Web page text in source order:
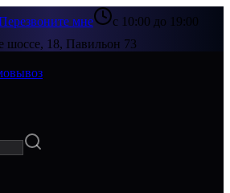
мне
с 10:00 до 19:00
шоссе, 18, Павильон 73